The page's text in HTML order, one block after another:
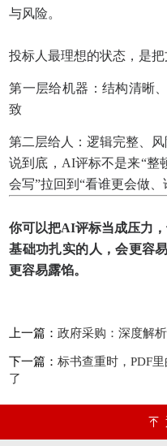
与风险。
投标人最理想的状态，是把
第一层给机器：结构清晰
致
第二层给人：逻辑完整、
说到底，AI评标不是来“整
会写”拉回到“看谁更会做、
你可以把AI评标当成压力
基础功扎实的人，会更容
更容易露馅。
上一篇：政府采购：深度解
下一篇：标书查重时，PDF
了